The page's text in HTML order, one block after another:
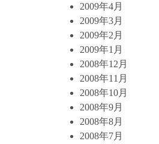
2009年4月
2009年3月
2009年2月
2009年1月
2008年12月
2008年11月
2008年10月
2008年9月
2008年8月
2008年7月